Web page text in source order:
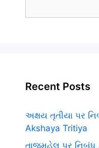
Recent Posts
અક્ષય તૃતીયા પર
Akshaya Tritiya
તાજમહેલ પર નિબંધ